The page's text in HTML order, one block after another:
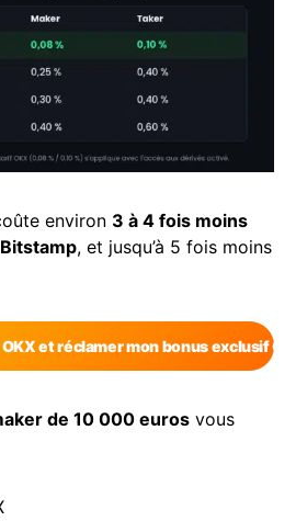
environ 3 à 4 fois moins
, et jusqu’à 5 fois moins
et réclamer mon bonus exclusif
de 10 000 euros vous